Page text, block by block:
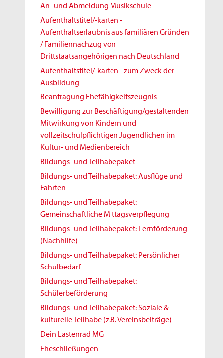
An- und Abmeldung Musikschule
Aufenthaltstitel/-karten -
Aufenthaltserlaubnis aus familiären Gründen
/ Familiennachzug von
Drittstaatsangehörigen nach Deutschland
Aufenthaltstitel/-karten - zum Zweck der
Ausbildung
Beantragung Ehefähigkeitszeugnis
Bewilligung zur Beschäftigung/gestaltenden
Mitwirkung von Kindern und
vollzeitschulpflichtigen Jugendlichen im
Kultur- und Medienbereich
Bildungs- und Teilhabepaket
Bildungs- und Teilhabepaket: Ausflüge und
Fahrten
Bildungs- und Teilhabepaket:
Gemeinschaftliche Mittagsverpflegung
Bildungs- und Teilhabepaket: Lernförderung
(Nachhilfe)
Bildungs- und Teilhabepaket: Persönlicher
Schulbedarf
Bildungs- und Teilhabepaket:
Schülerbeförderung
Bildungs- und Teilhabepaket: Soziale &
kulturelle Teilhabe (z.B. Vereinsbeiträge)
Dein Lastenrad MG
Eheschließungen